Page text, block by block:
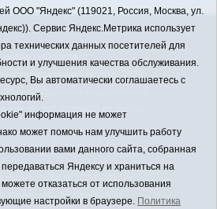
/ Новости
муниципального округа, 2026
"Информационно-издательский
вести". Главный редактор:
Тел.: 8 (34542) 2-10-33
номер Эл № ФС 77-66397 от
Федеральной службой по
ООО "Яндекс" (119021, Россия, Москва, ул.
Сервис Яндекс.Метрика использует
технических данных посетителей для
и улучшения качества обслуживания.
Вы автоматически соглашаетесь с
информация не может
может помочь нам улучшить работу
вами данного сайта, собранная
Яндексу и храниться на
отказаться от использования
настройки в браузере. Политика